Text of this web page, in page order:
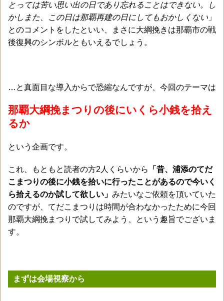
とっては苦い思い出の日であり忘れることはできない。し
かしまた、この日は那覇再建の日にしてもおかしくない 」
とのコメントをしたといい、まさに大綱挽きは那覇市の戦
後復興のシンボルともいえるでしょう。
…と真面目な導入からで恐縮なんですが、今回のテーマは
那覇大綱挽まつりの後にいくら小銭を拾え
るか
という企画です。
これ、もともと読者の方2人くらいから
「昔、浦添のてだ
こまつりの後に小銭を拾いに行ったことがあるので今いく
ら拾えるのか試して欲しい」 みたいなご依頼を頂いていた
のですが、てだこまつりは時間が合わなかったために今回
那覇大綱挽まつりで試してみよう、という趣旨でございま
す。
まずは会場視察から